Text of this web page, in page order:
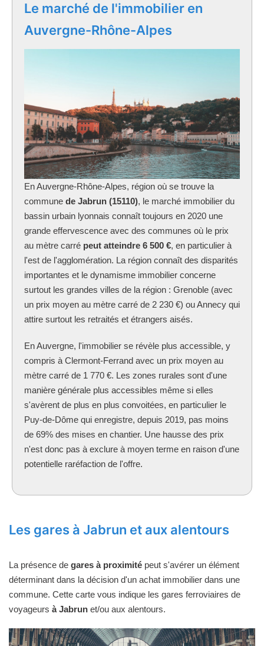
Le marché de l'immobilier en
Auvergne-Rhône-Alpes
En Auvergne-Rhône-Alpes, région où se trouve la
commune de Jabrun (15110), le marché immobilier du
bassin urbain lyonnais connaît toujours en 2020 une
grande effervescence avec des communes où le prix
au mètre carré peut atteindre 6 500 €, en particulier à
l'est de l'agglomération. La région connaît des disparités
importantes et le dynamisme immobilier concerne
surtout les grandes villes de la région : Grenoble (avec
un prix moyen au mètre carré de 2 230 €) ou Annecy qui
attire surtout les retraités et étrangers aisés.
En Auvergne, l'immobilier se révèle plus accessible, y
compris à Clermont-Ferrand avec un prix moyen au
mètre carré de 1 770 €. Les zones rurales sont d'une
manière générale plus accessibles même si elles
s'avèrent de plus en plus convoitées, en particulier le
Puy-de-Dôme qui enregistre, depuis 2019, pas moins
de 69% des mises en chantier. Une hausse des prix
n'est donc pas à exclure à moyen terme en raison d'une
potentielle raréfaction de l'offre.
Les gares à Jabrun et aux alentours
La présence de gares à proximité peut s'avérer un élément
déterminant dans la décision d'un achat immobilier dans une
commune. Cette carte vous indique les gares ferroviaires de
voyageurs à Jabrun et/ou aux alentours.